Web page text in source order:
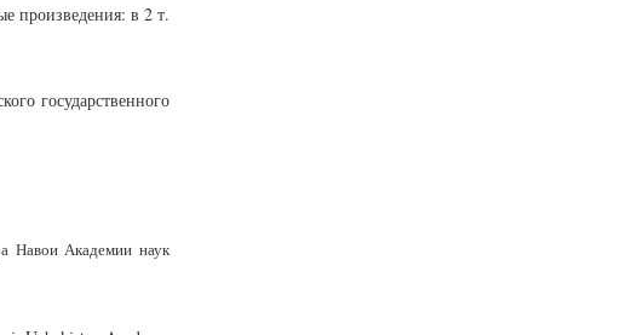
произведения: в 2 т.
государственного
Навои Академии наук